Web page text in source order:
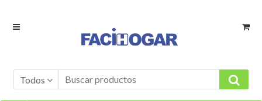
Ir
Ir
Todos